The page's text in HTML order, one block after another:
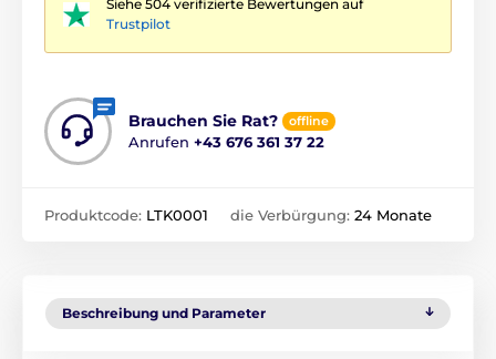
Siehe 504 verifizierte Bewertungen auf
Trustpilot
Brauchen Sie Rat? offline
Anrufen +43 676 361 37 22
Produktcode: LTK0001 die Verbürgung: 24 Monate
Beschreibung und Parameter